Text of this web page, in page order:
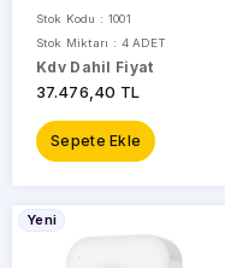
APRONX
BAFF
DAHUA
Kamera SD5A245GB-
Stok Kodu : 1001
Stok Miktarı : 4 ADET
Kdv Dahil Fiyat
37.476,40 TL
Sepete Ekle
Yeni